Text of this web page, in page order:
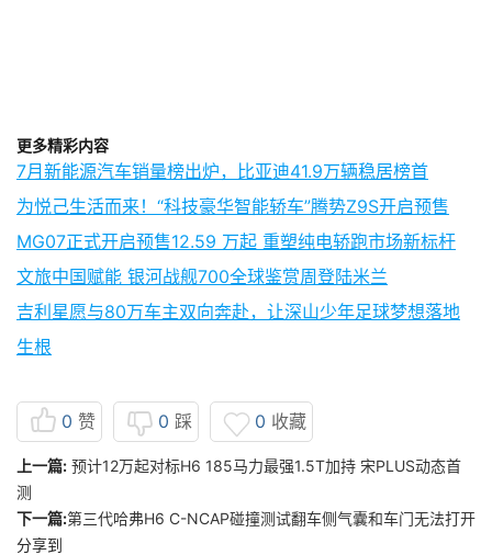
更多精彩内容
7月新能源汽车销量榜出炉，比亚迪41.9万辆稳居榜首
为悦己生活而来！“科技豪华智能轿车”腾势Z9S开启预售
MG07正式开启预售12.59 万起 重塑纯电轿跑市场新标杆
文旅中国赋能 银河战舰700全球鉴赏周登陆米兰
吉利星愿与80万车主双向奔赴，让深山少年足球梦想落地
生根
0 赞 0 踩 0 收藏
上一篇: 预计12万起对标H6 185马力最强1.5T加持 宋PLUS动态首
测
下一篇:第三代哈弗H6 C-NCAP碰撞测试翻车侧气囊和车门无法打开
分享到